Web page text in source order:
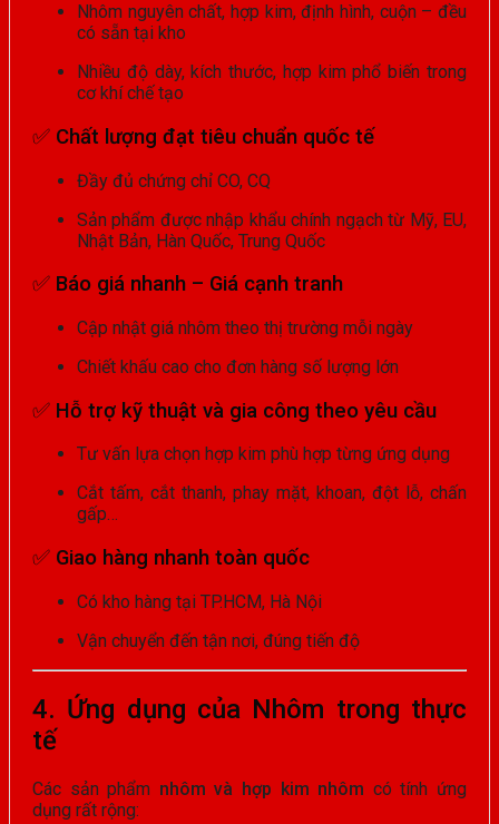
Nhôm nguyên chất, hợp kim, định hình, cuộn – đều
có sẵn tại kho
Nhiều độ dày, kích thước, hợp kim phổ biến trong
cơ khí chế tạo
✅ Chất lượng đạt tiêu chuẩn quốc tế
Đầy đủ chứng chỉ CO, CQ
Sản phẩm được nhập khẩu chính ngạch từ Mỹ, EU,
Nhật Bản, Hàn Quốc, Trung Quốc
✅ Báo giá nhanh – Giá cạnh tranh
Cập nhật giá nhôm theo thị trường mỗi ngày
Chiết khấu cao cho đơn hàng số lượng lớn
✅ Hỗ trợ kỹ thuật và gia công theo yêu cầu
Tư vấn lựa chọn hợp kim phù hợp từng ứng dụng
Cắt tấm, cắt thanh, phay mặt, khoan, đột lỗ, chấn
gấp…
✅ Giao hàng nhanh toàn quốc
Có kho hàng tại TP.HCM, Hà Nội
Vận chuyển đến tận nơi, đúng tiến độ
4. Ứng dụng của Nhôm trong thực
tế
Các sản phẩm nhôm và hợp kim nhôm có tính ứng
dụng rất rộng: